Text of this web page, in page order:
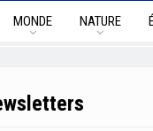
MONDE NATURE